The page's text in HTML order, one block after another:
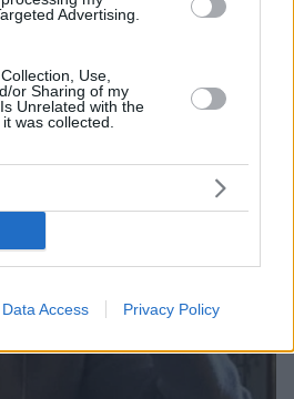
Advertising.
Use,
or Sharing of my
Unrelated with the
was collected.
Data Access Privacy Policy